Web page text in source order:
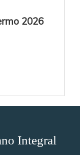
2026
Integral